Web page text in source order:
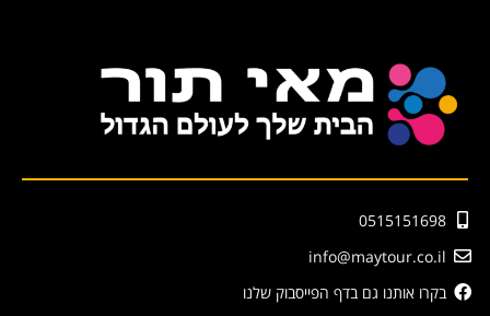
0515151698
info@maytour.co.il
בקרו אותנו גם בדף הפייסבוק שלנו